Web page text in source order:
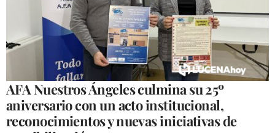
AFA Nuestros Ángeles culmina su 25º
aniversario con un acto institucional,
reconocimientos y nuevas iniciativas de